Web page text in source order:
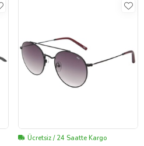
Ücretsiz / 24 Saatte Kargo